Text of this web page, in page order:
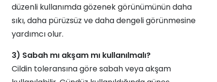
düzenli kullanımda gözenek görünümünün daha
sıkı, daha pürüzsüz ve daha dengeli görünmesine
yardımcı olur.
3) Sabah mı akşam mı kullanılmalı?
Cildin toleransına göre sabah veya akşam